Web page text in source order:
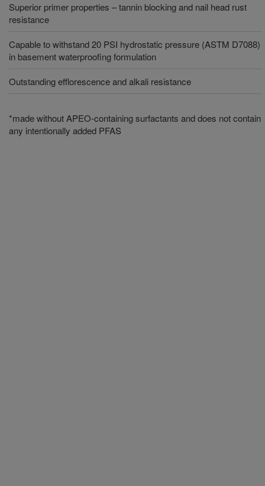
Superior primer properties – tannin blocking and nail head rust
resistance
Capable to withstand 20 PSI hydrostatic pressure (ASTM D7088)
in basement waterproofing formulation
Outstanding efflorescence and alkali resistance
*made without APEO-containing surfactants and does not contain
any intentionally added PFAS